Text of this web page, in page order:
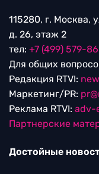
115280, г. Москва,
д. 26, этаж 2
тел: +7 (499) 579-
Для общих
Редакция RTVI:
Маркетинг/PR:
Реклама RTVI: adv-
Партнерские
Достойные